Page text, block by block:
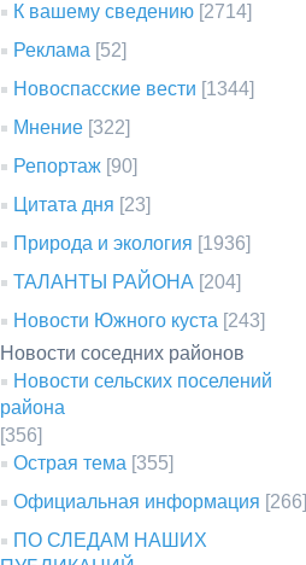
К вашему сведению [2714]
Реклама [52]
Новоспасские вести [1344]
Мнение [322]
Репортаж [90]
Цитата дня [23]
Природа и экология [1936]
ТАЛАНТЫ РАЙОНА [204]
Новости Южного куста [243]
Новости соседних районов
Новости сельских поселений
района
[356]
Острая тема [355]
Официальная информация [266]
ПО СЛЕДАМ НАШИХ